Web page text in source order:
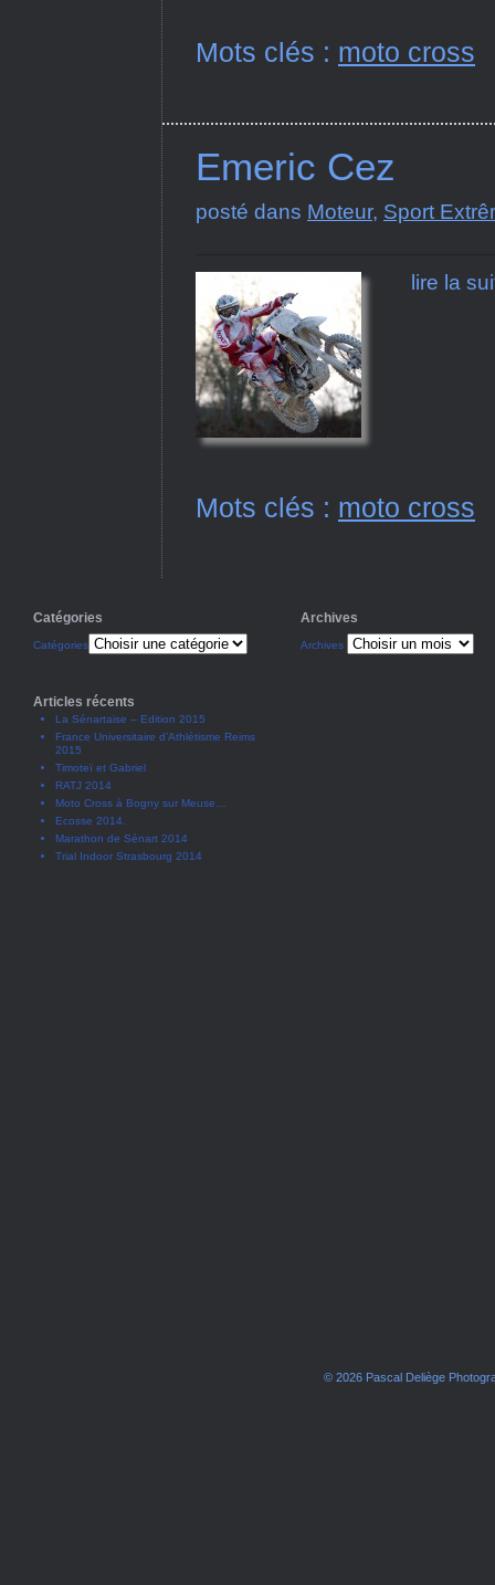
Mots clés : moto cross
Emeric Cez
posté dans Moteur, Sport
lire la
Mots clés : moto cross
Catégories
Catégories
Articles récents
La Sénartaise – Edition 2015
France Universitaire d’Athlétisme Reims
2015
Timoteï et Gabriel
RATJ 2014
Moto Cross à Bogny sur Meuse…
Ecosse 2014.
Marathon de Sénart 2014
Trial Indoor Strasbourg 2014
Archives
Archives
© 2026 Pascal Deliège